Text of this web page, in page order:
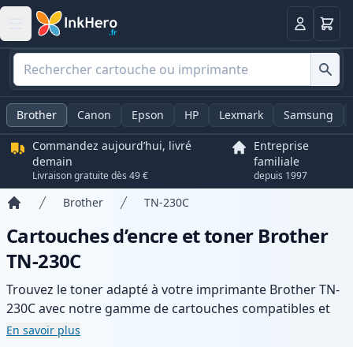
Panier
Brother Canon Epson HP Lexmark Samsung
Commandez aujourd’hui, livré
demain
Livraison gratuite dès 49 €
Entreprise
familiale
depuis 1997
Brother TN-230C
Cartouches d’encre et toner Brother
TN-230C
Trouvez le toner adapté à votre imprimante Brother TN-
230C avec notre gamme de cartouches compatibles et
haute capacité. Profitez d’une qualité d’impression
En savoir plus